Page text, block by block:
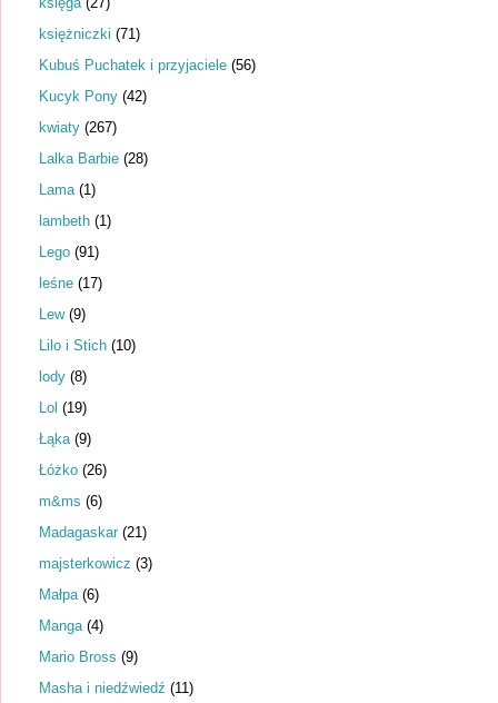
księżniczki (71)
Kubuś Puchatek i przyjaciele (56)
Kucyk Pony (42)
kwiaty (267)
Lalka Barbie (28)
Lama (1)
lambeth (1)
Lego (91)
leśne (17)
Lew (9)
Lilo i Stich (10)
lody (8)
Lol (19)
Łąka (9)
Łóżko (26)
m&ms (6)
Madagaskar (21)
majsterkowicz (3)
Małpa (6)
Manga (4)
Mario Bross (9)
Masha i niedźwiedź (11)